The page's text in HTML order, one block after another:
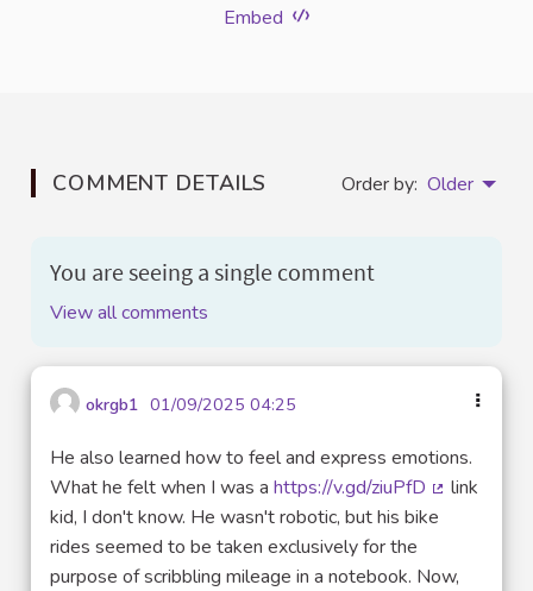
Embed
COMMENT DETAILS Order by: Older
You are seeing a single comment
View all comments
okrgb1 01/09/2025 04:25
He also learned how to feel and express emotions.
What he felt when I was a https://v.gd/ziuPfD
(External
link
kid, I don't know. He wasn't robotic, but his bike
rides seemed to be taken exclusively for the
purpose of scribbling mileage in a notebook. Now,